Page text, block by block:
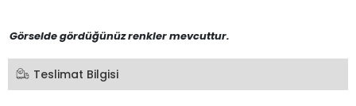
Görselde gördüğünüz renkler mevcuttur.
Teslimat Bilgisi